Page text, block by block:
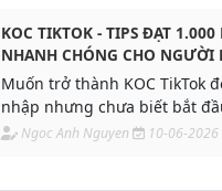
kiệm.
KOC TIKTOK - TIPS ĐẠT 1.000
NHANH CHÓNG CHO NGƯỜI
ĐẦU
Muốn trở thành KOC TikTok
nhập nhưng chưa biết bắt
Khám phá điều kiện, cách
Ngoc Anh Nguyen 10-06-2026